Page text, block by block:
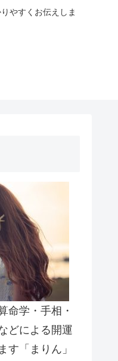
やすくお伝えしま
命学・手相・
どによる開運
す「まりん」